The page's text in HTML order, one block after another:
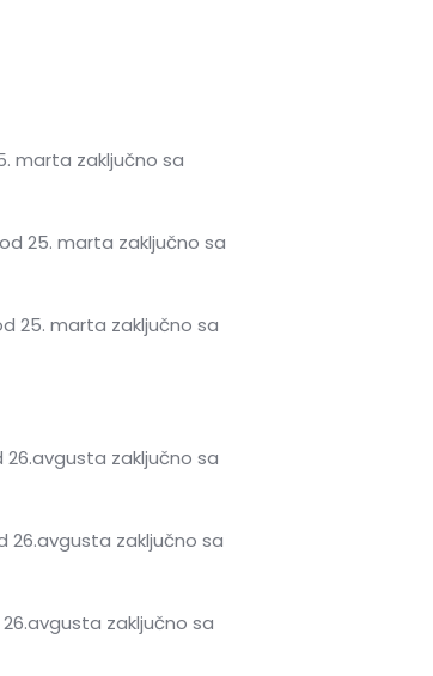
marta zaključno sa
25. marta zaključno sa
25. marta zaključno sa
zaključno sa
26.avgusta zaključno sa
zaključno sa